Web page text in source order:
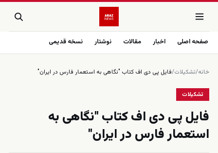
صفحه اصلی اخبار مقالات نوشتار نسخه قدیمی
خانه/تشکیلات/فایل پی دی اف کتاب "نگاهی به استعمار فارس در ایران"
تشکیلات
فایل پی دی اف کتاب "نگاهی به
استعمار فارس در ایران"